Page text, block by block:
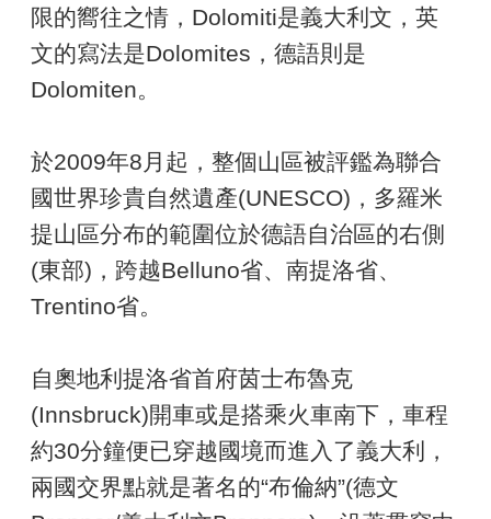
限的嚮往之情，Dolomiti是義大利文，英
文的寫法是Dolomites，德語則是
Dolomiten。
於2009年8月起，整個山區被評鑑為聯合
國世界珍貴自然遺產(UNESCO)，多羅米
提山區分布的範圍位於德語自治區的右側
(東部)，跨越Belluno省、南提洛省、
Trentino省。
自奧地利提洛省首府茵士布魯克
(Innsbruck)開車或是搭乘火車南下，車程
約30分鐘便已穿越國境而進入了義大利，
兩國交界點就是著名的“布倫納”(德文